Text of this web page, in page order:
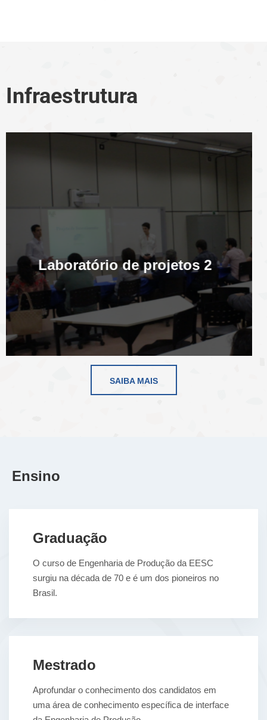
Infraestrutura
Laboratório de projetos 2
SAIBA MAIS
Ensino
Graduação
O curso de Engenharia de Produção da EESC
surgiu na década de 70 e é um dos pioneiros no
Brasil.
Mestrado
Aprofundar o conhecimento dos candidatos em
uma área de conhecimento específica de interface